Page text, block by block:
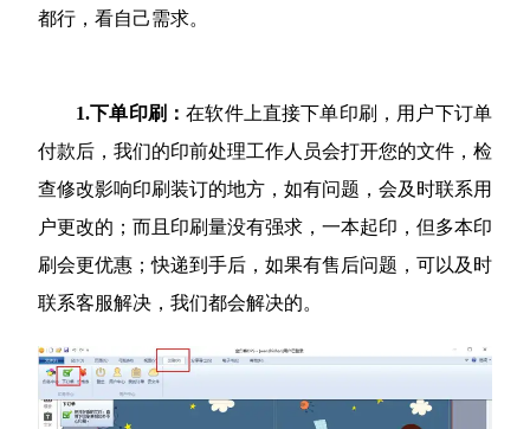
都行，看自己需求。
1.下单印刷：在软件上直接下单印刷，用户下订单
付款后，我们的印前处理工作人员会打开您的文件，检
查修改影响印刷装订的地方，如有问题，会及时联系用
户更改的；而且印刷量没有强求，一本起印，但多本印
刷会更优惠；快递到手后，如果有售后问题，可以及时
联系客服解决，我们都会解决的。